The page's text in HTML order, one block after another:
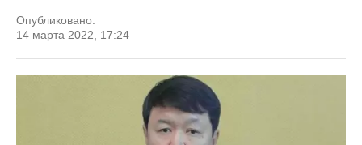
Опубликовано:
14 марта 2022, 17:24